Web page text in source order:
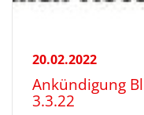
20.02.2022
Ankündigung
3.3.22